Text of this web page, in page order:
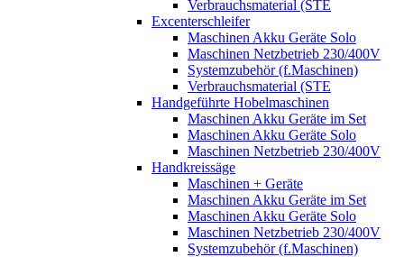
Verbrauchsmaterial (STE
Excenterschleifer
Maschinen Akku Geräte Solo
Maschinen Netzbetrieb 230/400V
Systemzubehör (f.Maschinen)
Verbrauchsmaterial (STE
Handgeführte Hobelmaschinen
Maschinen Akku Geräte im Set
Maschinen Akku Geräte Solo
Maschinen Netzbetrieb 230/400V
Handkreissäge
Maschinen + Geräte
Maschinen Akku Geräte im Set
Maschinen Akku Geräte Solo
Maschinen Netzbetrieb 230/400V
Systemzubehör (f.Maschinen)